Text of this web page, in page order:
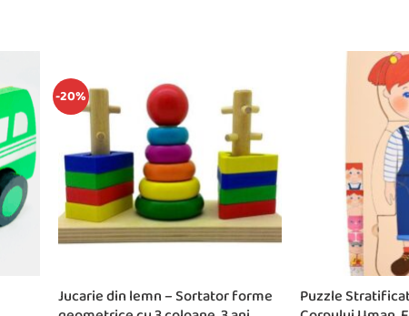
-20%
Jucarie din lemn – Sortator forme
Puzzle